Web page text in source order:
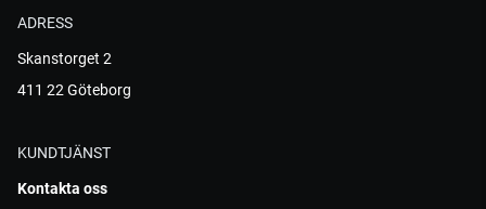
ADRESS
Skanstorget 2
411 22 Göteborg
KUNDTJÄNST
Kontakta oss